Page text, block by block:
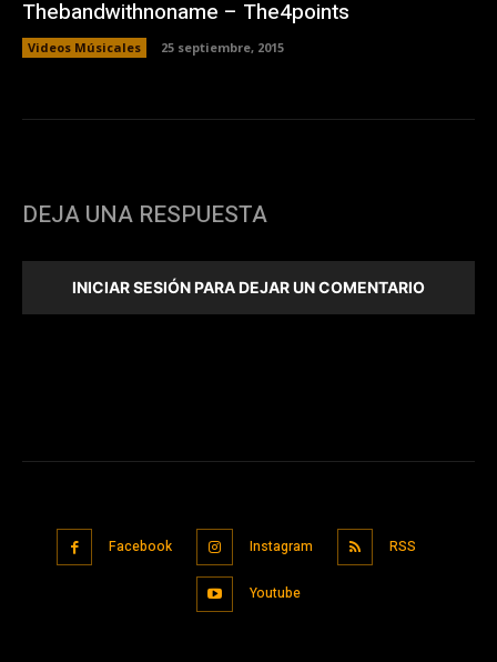
Thebandwithnoname – The4points
Videos Músicales 25 septiembre, 2015
DEJA UNA RESPUESTA
INICIAR SESIÓN PARA DEJAR UN COMENTARIO
Facebook Instagram RSS
Youtube